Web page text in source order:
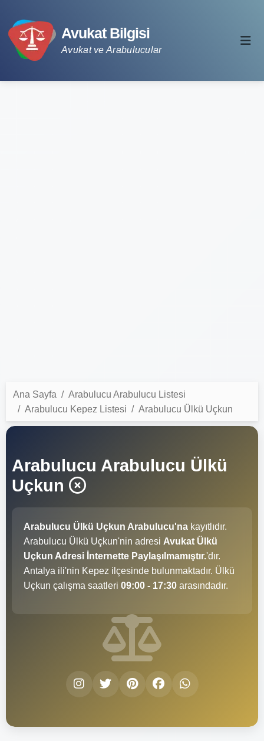
Avukat Bilgisi
Avukat ve Arabulucular
Ana Sayfa
Arabulucu Arabulucu Listesi
Arabulucu Kepez Listesi
Arabulucu Ülkü Uçkun
Arabulucu Arabulucu Ülkü
Uçkun
Arabulucu Ülkü Uçkun Arabulucu'na kayıtlıdır.
Arabulucu Ülkü Uçkun'nin adresi Avukat Ülkü
Uçkun Adresi İnternette Paylaşılmamıştır.'dır.
Antalya ili'nin Kepez ilçesinde bulunmaktadır. Ülkü
Uçkun çalışma saatleri 09:00 - 17:30 arasındadır.